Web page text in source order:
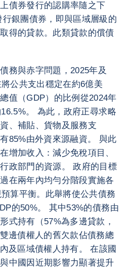
債券發行的認購率隨之下
銀團債券，即與區域層級的
得的貸款。此類貸款的償債
務與赤字問題，2025年及
公共支出穩定在約6億美
值（GDP）的比例從2024年
。 為此，政府正尋求略
、補貼、貨物及服務支
85%由外資來源融資。 與此
增加收入：減少免稅項目、
政部門的資源。 政府的目標
在兩年內均勻分階段實施各
算平衡。此舉將使公共債務
的50%。 其中53%的債務由
式持有（57%為多邊貸款，
邊債權人的舊欠款佔債務總
及區域債權人持有。 在該國
中國因近期影響力顯著提升